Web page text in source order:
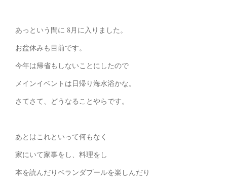
あっという間に 8月に入りました。
お盆休みも目前です。
今年は帰省もしないことにしたので
メインイベントは日帰り海水浴かな。
さてさて、どうなることやらです。
あとはこれといって何もなく
家にいて家事をし、料理をし
本を読んだりベランダプールを楽しんだり